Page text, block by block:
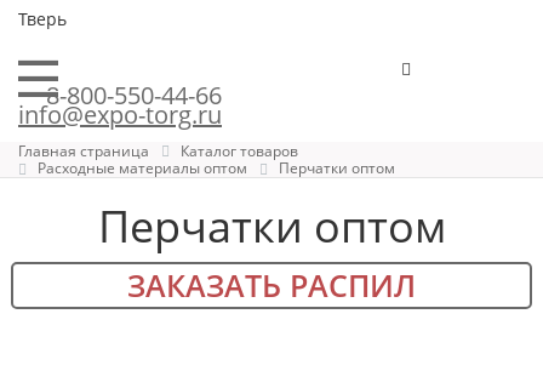
Тверь
8-800-550-44-66
info@expo-torg.ru
Главная страница
Каталог товаров
Расходные материалы оптом
Перчатки оптом
Перчатки оптом
ЗАКАЗАТЬ РАСПИЛ